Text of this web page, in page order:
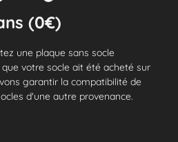
(0€)
une plaque sans socle
votre socle ait été acheté sur
garantir la compatibilité de
d'une autre provenance.